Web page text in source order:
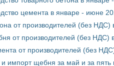
цемента в январе - июне
от производителей (без НДС)
от производителей (без НДС)
от производителей (без
и импорт щебня за май и за